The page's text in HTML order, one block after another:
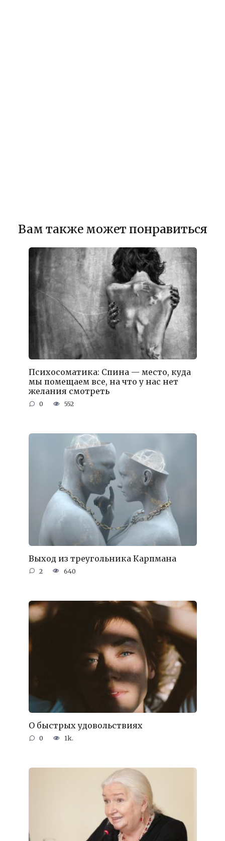
Вам также может понравиться
Психосоматика: Спина — место, куда
мы помещаем все, на что у нас нет
желания смотреть
0 552
Выход из треугольника Карпмана
2 640
О быстрых удовольствиях
0 1k.